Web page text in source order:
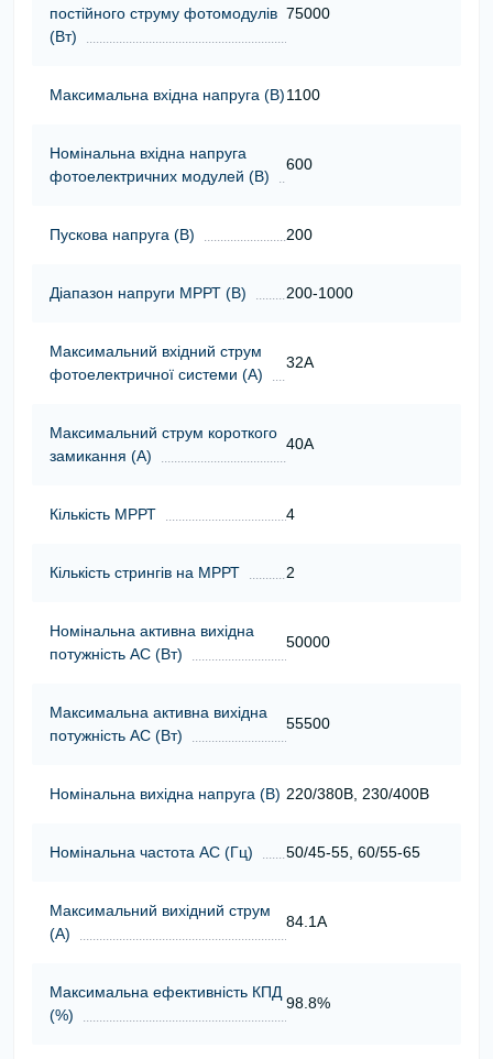
постійного струму фотомодулів
(Вт)
75000
Максимальна вхідна напруга (В)1100
Номінальна вхідна напруга
фотоелектричних модулей (В)
600
Пускова напруга (В) 200
Діапазон напруги МРРТ (В) 200-1000
Максимальний вхідний струм
фотоелектричної системи (А)
32A
Максимальний струм короткого
замикання (А)
40A
Кількість МРРТ 4
Кількість стрингів на МРРТ 2
Номінальна активна вихідна
потужність АС (Вт)
50000
Максимальна активна вихідна
потужність АС (Вт)
55500
Номінальна вихідна напруга (В) 220/380В, 230/400В
Номінальна частота АС (Гц) 50/45-55, 60/55-65
Максимальний вихідний струм
(А)
84.1A
Максимальна ефективність КПД
(%)
98.8%